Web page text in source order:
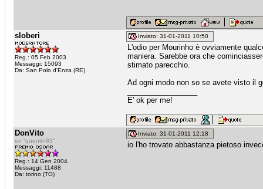
sloberi
Reg.: 05 Feb 2003
Messaggi: 15093
Da: San Polo d'Enza (RE)
Inviato: 31-01-2011 10:50
L'odio per Mourinho è ovviamente
maniera. Sarebbe ora che
stimato parecchio.
Ad ogni modo non so se avete visto il
E' ok per me!
DonVito
ex "quentin83"
Reg.: 14 Gen 2004
Messaggi: 11488
Da: torino (TO)
Inviato: 31-01-2011 12:18
io l'ho trovato abbastanza pietoso